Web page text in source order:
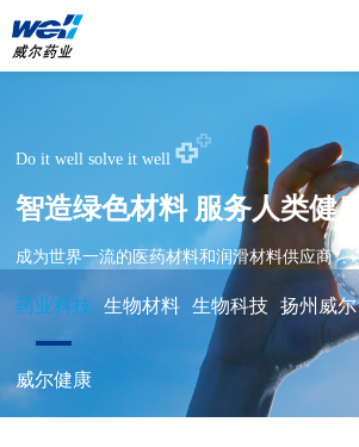
Do it well solve it well
智造绿色材料 服务人类健康
成为世界一流的医药材料和润滑材料供应商
药业科技 生物材料 生物科技 扬州威尔
威尔健康